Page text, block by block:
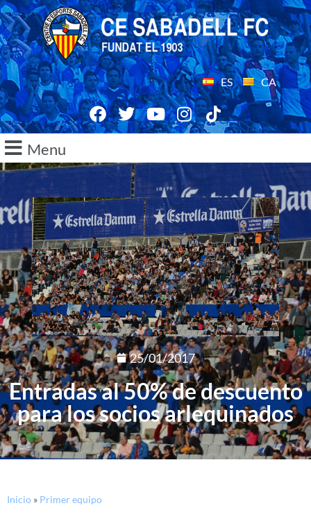
ES CA
Menu
25/01/2017
Entradas al 50% de descuento
para los socios arlequinados
Inicio » Primer equipo